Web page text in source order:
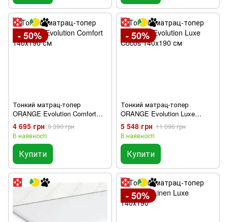
- 50%
Тонкий матрац-топер
ORANGE Evolution Comfort
140х190 см
4 695 грн 9 390 грн
В наявності
Купити
- 50%
Тонкий матрац-топер
ORANGE Evolution Luxe
Cocos 140x190 см
5 548 грн 11 096 грн
В наявності
Купити
- 50%